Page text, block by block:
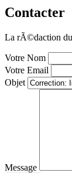
Contacter
La rÃ©daction
Votre Nom
Votre Email
Objet
Message